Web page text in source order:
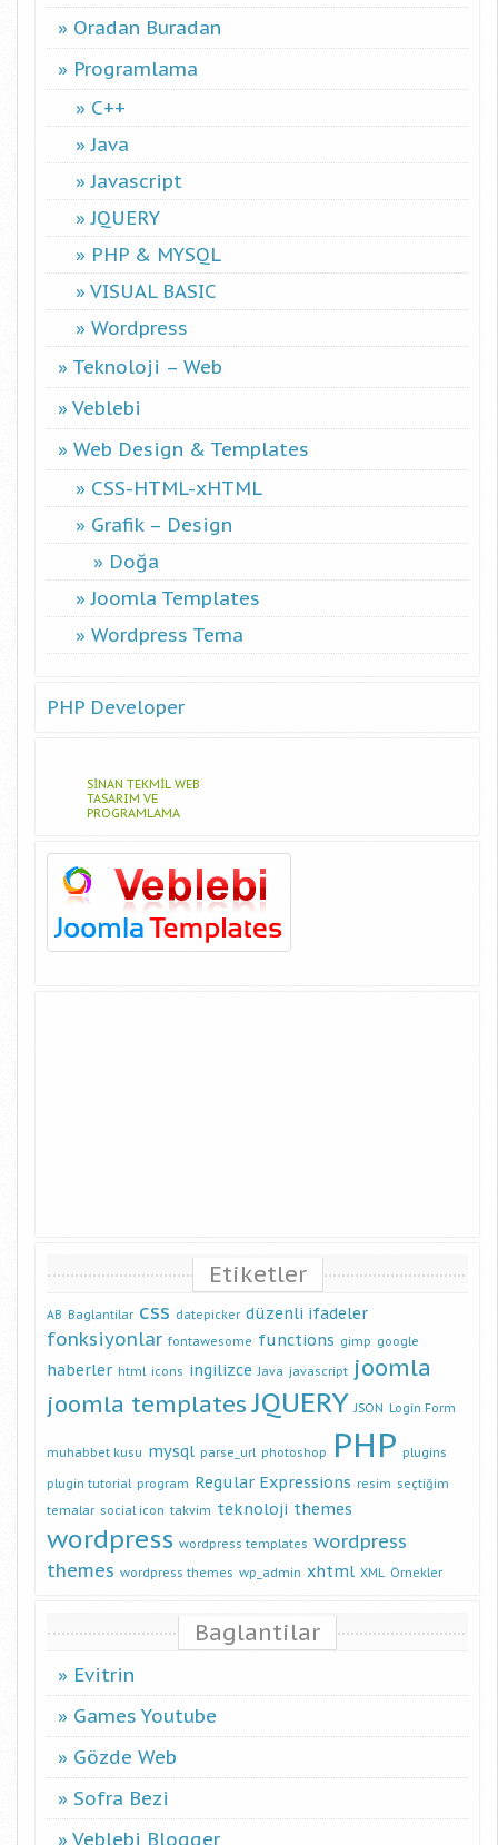
Oradan Buradan
Programlama
C++
Java
Javascript
JQUERY
PHP & MYSQL
VISUAL BASIC
Wordpress
Teknoloji – Web
Veblebi
Web Design & Templates
CSS-HTML-xHTML
Grafik – Design
Doğa
Joomla Templates
Wordpress Tema
PHP Developer
SINAN TEKMIL WEB
TASARIM VE
PROGRAMLAMA
Etiketler
AB Baglantilar css datepicker düzenli ifadeler
fonksiyonlar fontawesome functions gimp google
haberler html icons ingilizce Java javascript joomla
joomla templates JQUERY JSON Login Form
muhabbet kusu mysql parse_url photoshop PHP plugins
plugin tutorial program Regular Expressions resim seçtiğim
temalar social icon takvim teknoloji themes
wordpress wordpress templates wordpress
themes wordpress themes wp_admin xhtml XML Örnekler
Baglantilar
Evitrin
Games Youtube
Gözde Web
Sofra Bezi
Veblebi Blogger